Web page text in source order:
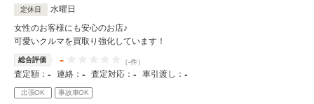
定休日
水曜日
女性のお客様にも安心のお店♪
可愛いクルマを買取り強化しています！
総合評価 - （-件）
査定額： - 連絡： - 査定対応： - 車引渡し： -
出張OK 事故車OK